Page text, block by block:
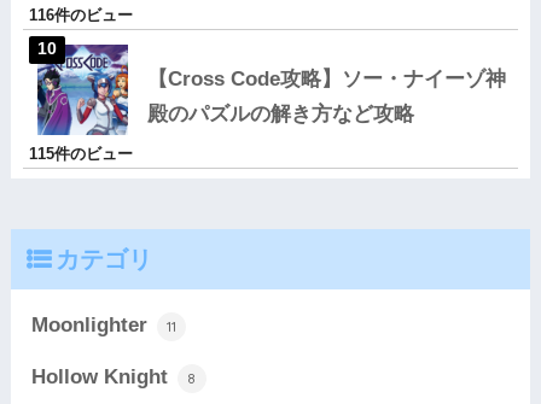
116件のビュー
【Cross Code攻略】ソー・ナイーゾ神
殿のパズルの解き方など攻略
115件のビュー
カテゴリ
Moonlighter 11
Hollow Knight 8